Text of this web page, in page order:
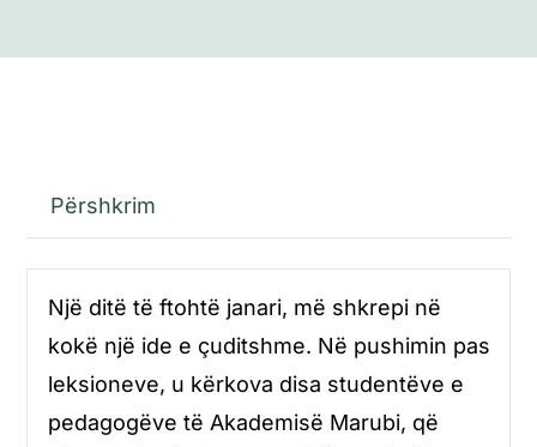
Përshkrim
Një ditë të ftohtë janari, më shkrepi në
kokë një ide e çuditshme. Në pushimin pas
leksioneve, u kërkova disa studentëve e
pedagogëve të Akademisë Marubi, që